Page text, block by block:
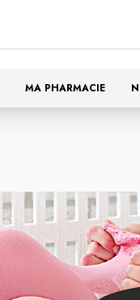
MA PHARMACIE